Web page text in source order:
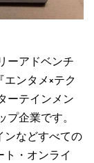
ーアドベンチ
ンタメ×テク
ーテインメン
プ企業です。
ンなどすべての
ト・オンライ